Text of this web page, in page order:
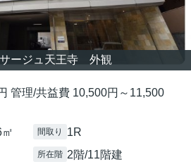
サージュ天王寺 外観
管理/共益費 10,500円～11,500
間取り 1R
所在階 2階/11階建